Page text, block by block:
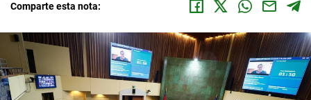
Comparte esta nota: